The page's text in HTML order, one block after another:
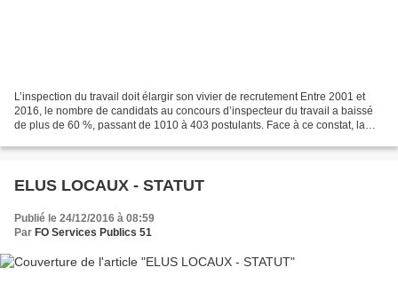
L’inspection du travail doit élargir son vivier de recrutement Entre 2001 et
2016, le nombre de candidats au concours d’inspecteur du travail a baissé
de plus de 60 %, passant de 1010 à 403 postulants. Face à ce constat, la
ELUS LOCAUX - STATUT
Publié le 24/12/2016 à 08:59
Par FO Services Publics 51